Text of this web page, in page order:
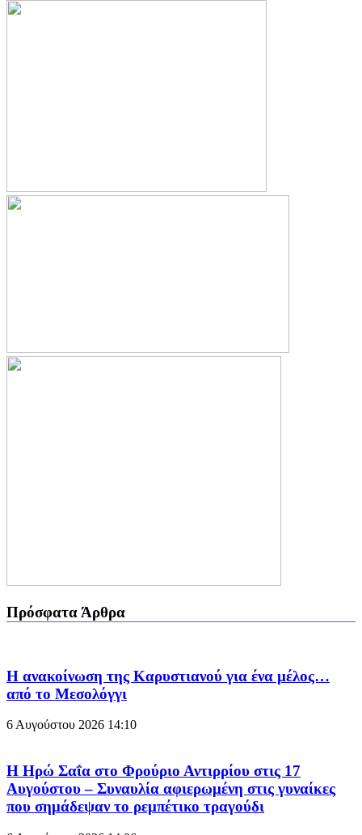
Πρόσφατα Άρθρα
Η ανακοίνωση της Καρυστιανού για ένα μέλος…
από το Μεσολόγγι
6 Αυγούστου 2026 14:10
Η Ηρώ Σαΐα στο Φρούριο Αντιρρίου στις 17
Αυγούστου – Συναυλία αφιερωμένη στις γυναίκες
που σημάδεψαν το ρεμπέτικο τραγούδι